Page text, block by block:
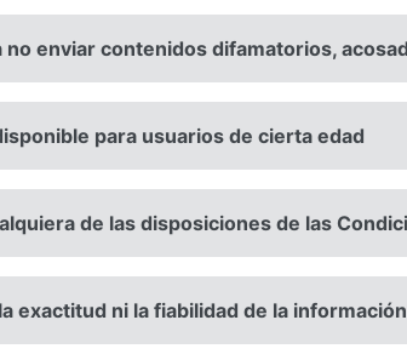
enviar contenidos difamatorios,
para usuarios de cierta edad
de las disposiciones de las
exactitud ni la fiabilidad de la